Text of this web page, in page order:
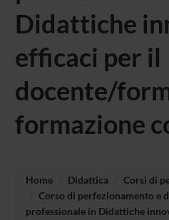
Didattiche
efficaci per il
docente/
formazione
Home Didattica
Corsi di
Corso di perfezionamento e
professionale in Didattiche